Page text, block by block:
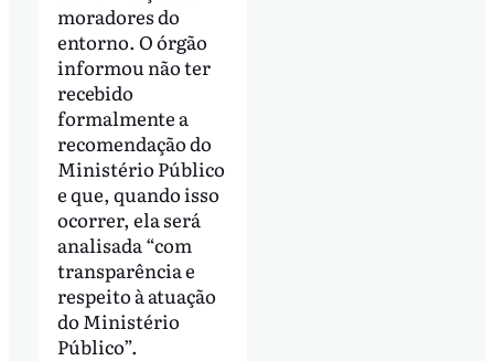
moradores do
entorno. O órgão
informou não ter
recebido
formalmente a
recomendação do
Ministério Público
e que, quando isso
ocorrer, ela será
analisada “com
transparência e
respeito à atuação
do Ministério
Público”.